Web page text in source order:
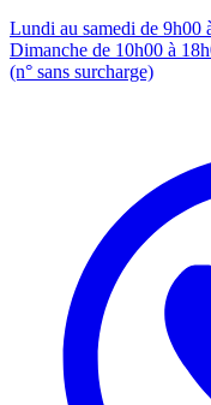
Lundi au samedi de 9h00
Dimanche de 10h00 à
(n° sans surcharge)